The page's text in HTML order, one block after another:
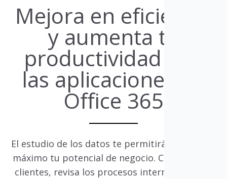
Mejora en eficiencia
y aumenta tu
productividad con
las aplicaciones de
Office 365
El estudio de los datos te permitirá exprimir al
máximo tu potencial de negocio. Conoce a tus
clientes, revisa los procesos internos, analiza